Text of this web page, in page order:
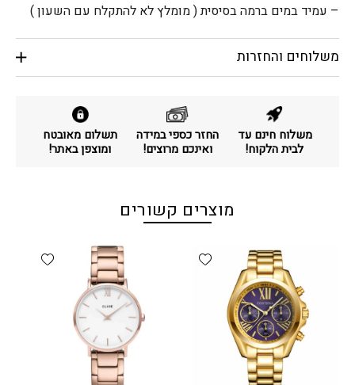
– עמיד במים ברמה בסיסית ( מומלץ לא להתקלח עם השעון )
משלוחים והחזרות
משלוח חינם עד
לבית הלקוח!
החזר כספי במידה
ואינכם מרוצים!
תשלום מאובטח
ומוצפן באתר!
מוצרים קשורים
Add wishlist
wishlist